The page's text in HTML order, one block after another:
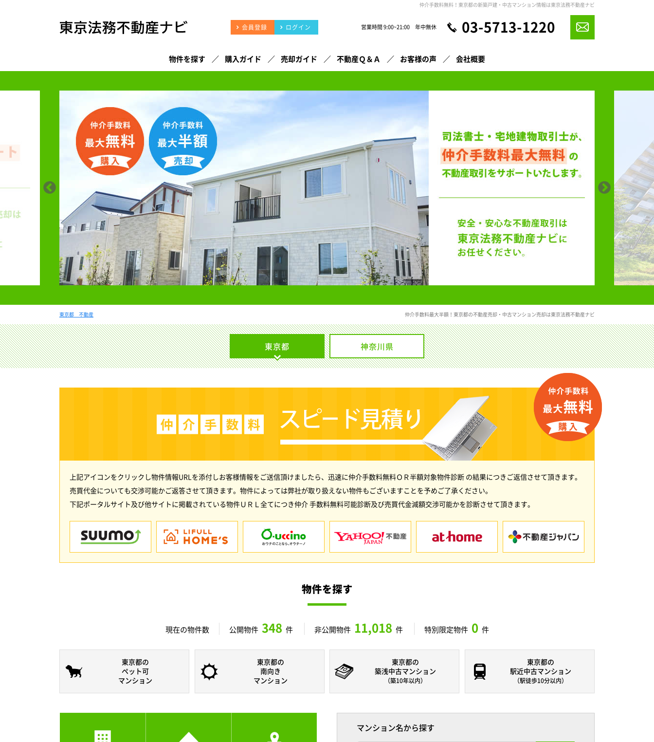
仲介手数料無料！東京都の新築戸建・中古マンション情報は東京法務不動産ナビ
会員登録 ログイン 営業時間 9:00~21:00 年中無休 03-5713-1220
物件を探す 購入ガイド 売却ガイド 不動産Ｑ＆Ａ お客様の声 会社概要
東京都 不動産 仲介手数料最大半額！東京都の不動産売却・中古マンション売却は東京法務不動産ナビ
東京都 神奈川県
上記アイコンをクリックし物件情報URLを添付しお客様情報をご送信頂けましたら、迅速に仲介手数料無料ＯＲ半額対象物件診断 の結果につきご返信させて頂きます。
売買代金についても交渉可能かご返答させて頂きます。物件によっては弊社が取り扱えない物件もございますことを予めご了承ください。
下記ポータルサイト及び他サイトに掲載されている物件ＵＲＬ全てにつき仲介 手数料無料可能診断及び売買代金減額交渉可能かを診断させて頂きます。
物件を探す
現在の物件数 公開物件 348 件 非公開物件 11,018 件 特別限定物件 0 件
東京都の
ペット可
マンション
東京都の
南向き
マンション
東京都の
築浅中古マンション
（築10年以内）
東京都の
駅近中古マンション
（駅徒歩10分以内）
マンション名から探す